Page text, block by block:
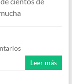
Leer más